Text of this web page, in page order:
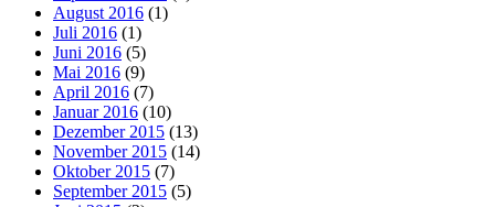
August 2016 (1)
Juli 2016 (1)
Juni 2016 (5)
Mai 2016 (9)
April 2016 (7)
Januar 2016 (10)
Dezember 2015 (13)
November 2015 (14)
Oktober 2015 (7)
September 2015 (5)